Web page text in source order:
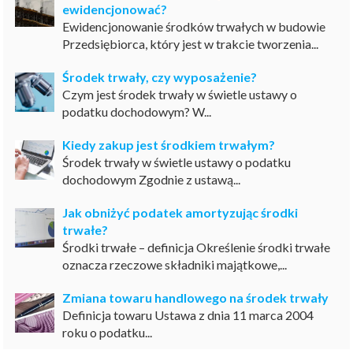
ewidencjonować?
Ewidencjonowanie środków trwałych w budowie
Przedsiębiorca, który jest w trakcie tworzenia...
Środek trwały, czy wyposażenie?
Czym jest środek trwały w świetle ustawy o
podatku dochodowym? W...
Kiedy zakup jest środkiem trwałym?
Środek trwały w świetle ustawy o podatku
dochodowym Zgodnie z ustawą...
Jak obniżyć podatek amortyzując środki
trwałe?
Środki trwałe – definicja Określenie środki trwałe
oznacza rzeczowe składniki majątkowe,...
Zmiana towaru handlowego na środek trwały
Definicja towaru Ustawa z dnia 11 marca 2004
roku o podatku...